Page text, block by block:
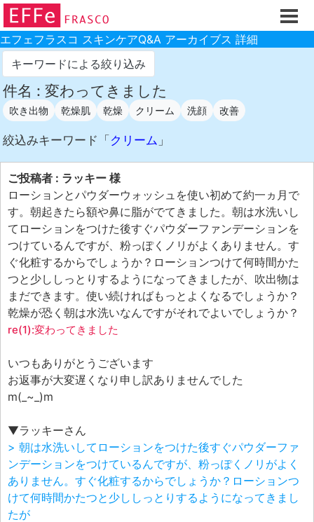
ホーム
ご注文フォーム
初回割引
製品のご案内
お買い物ガイド
スキンケアQ&Aアーカイブス
製品レビュー
スキンケア基礎講座
コスメ辞典 化粧品成分検索
ご購入履歴
ご登録情報
ご紹介(アフェリエイト)制度
エフェ研究所について
お問い合わせフォーム
エフェフラスコ スキンケアQ&A アーカイブス 詳細
キーワードによる絞り込み
件名 : 変わってきました
吹き出物 乾燥肌 乾燥 クリーム 洗顔 改善
絞込みキーワード「 クリーム 」
ご投稿者 : ラッキー 様
ローションとパウダーウォッシュを使い初めて約一ヵ月で
す。朝起きたら額や鼻に脂がでてきました。朝は水洗いし
てローションをつけた後すぐパウダーファンデーションを
つけているんですが、粉っぽくノリがよくありません。す
ぐ化粧するからでしょうか？ローションつけて何時間かた
つと少ししっとりするようになってきましたが、吹出物は
まだできます。使い続ければもっとよくなるでしょうか？
乾燥が恐く朝は水洗いなんですがそれでよいでしょうか？
re(1):変わってきました
いつもありがとうございます
お返事が大変遅くなり申し訳ありませんでした
m(_~_)m
▼ラッキーさん
> 朝は水洗いしてローションをつけた後すぐパウダーファ
ンデーションをつけているんですが、粉っぽくノリがよく
ありません。すぐ化粧するからでしょうか？ローションつ
けて何時間かたつと少ししっとりするようになってきまし
たが